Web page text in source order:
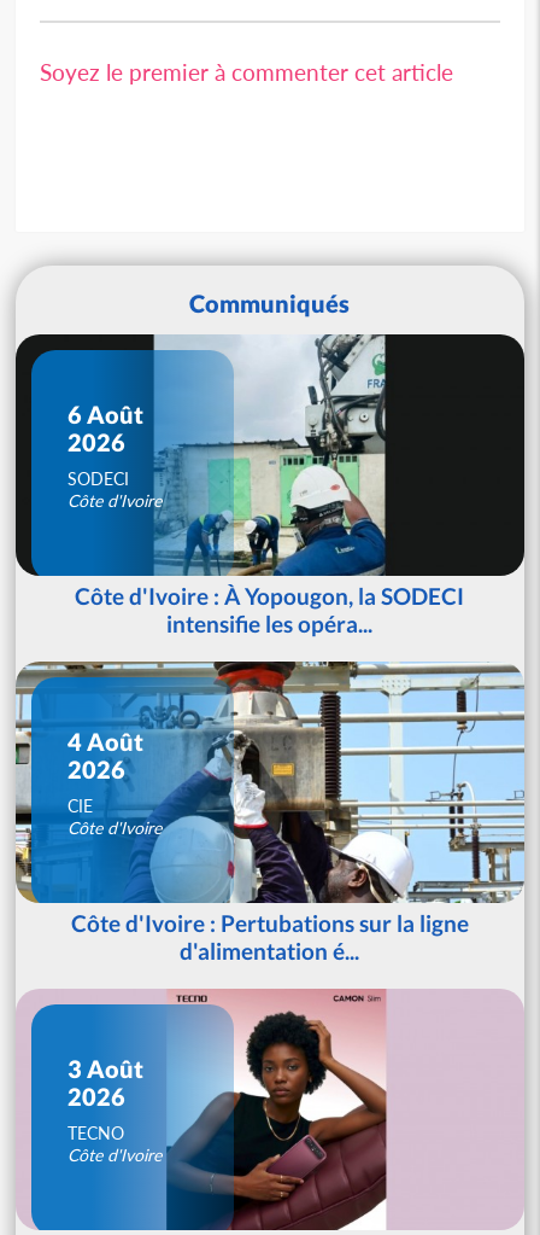
Soyez le premier à commenter cet article
Communiqués
6 Août
2026
SODECI
Côte d'Ivoire
Côte d'Ivoire : À Yopougon, la SODECI
intensifie les opéra...
4 Août
2026
CIE
Côte d'Ivoire
Côte d'Ivoire : Pertubations sur la ligne
d'alimentation é...
3 Août
2026
TECNO
Côte d'Ivoire